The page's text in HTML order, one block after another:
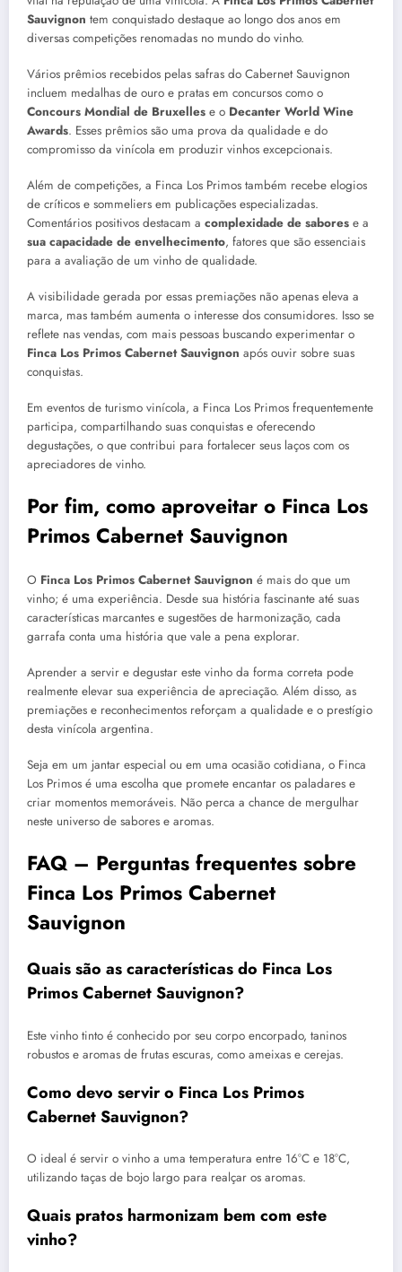
Sauvignon tem conquistado destaque ao longo dos anos em
diversas competições renomadas no mundo do vinho.
Vários prêmios recebidos pelas safras do Cabernet Sauvignon
incluem medalhas de ouro e pratas em concursos como o
Concours Mondial de Bruxelles e o Decanter World Wine
Awards. Esses prêmios são uma prova da qualidade e do
compromisso da vinícola em produzir vinhos excepcionais.
Além de competições, a Finca Los Primos também recebe elogios
de críticos e sommeliers em publicações especializadas.
Comentários positivos destacam a complexidade de sabores e a
sua capacidade de envelhecimento, fatores que são essenciais
para a avaliação de um vinho de qualidade.
A visibilidade gerada por essas premiações não apenas eleva a
marca, mas também aumenta o interesse dos consumidores. Isso se
reflete nas vendas, com mais pessoas buscando experimentar o
Finca Los Primos Cabernet Sauvignon após ouvir sobre suas
conquistas.
Em eventos de turismo vinícola, a Finca Los Primos frequentemente
participa, compartilhando suas conquistas e oferecendo
degustações, o que contribui para fortalecer seus laços com os
apreciadores de vinho.
Por fim, como aproveitar o Finca Los
Primos Cabernet Sauvignon
O Finca Los Primos Cabernet Sauvignon é mais do que um
vinho; é uma experiência. Desde sua história fascinante até suas
características marcantes e sugestões de harmonização, cada
garrafa conta uma história que vale a pena explorar.
Aprender a servir e degustar este vinho da forma correta pode
realmente elevar sua experiência de apreciação. Além disso, as
premiações e reconhecimentos reforçam a qualidade e o prestígio
desta vinícola argentina.
Seja em um jantar especial ou em uma ocasião cotidiana, o Finca
Los Primos é uma escolha que promete encantar os paladares e
criar momentos memoráveis. Não perca a chance de mergulhar
neste universo de sabores e aromas.
FAQ – Perguntas frequentes sobre
Finca Los Primos Cabernet
Sauvignon
Quais são as características do Finca Los
Primos Cabernet Sauvignon?
Este vinho tinto é conhecido por seu corpo encorpado, taninos
robustos e aromas de frutas escuras, como ameixas e cerejas.
Como devo servir o Finca Los Primos
Cabernet Sauvignon?
O ideal é servir o vinho a uma temperatura entre 16°C e 18°C,
utilizando taças de bojo largo para realçar os aromas.
Quais pratos harmonizam bem com este
vinho?